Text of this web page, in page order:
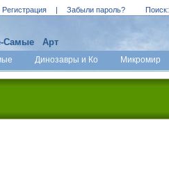
Регистрация | Забыли пароль? Поиск:
Динозавры и Ко Микромир
Самые Арт